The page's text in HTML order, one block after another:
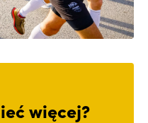
więcej?